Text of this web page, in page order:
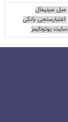
مبل مینیمال
اعتبارسنجی بانکی
سایت یوتوتایمز